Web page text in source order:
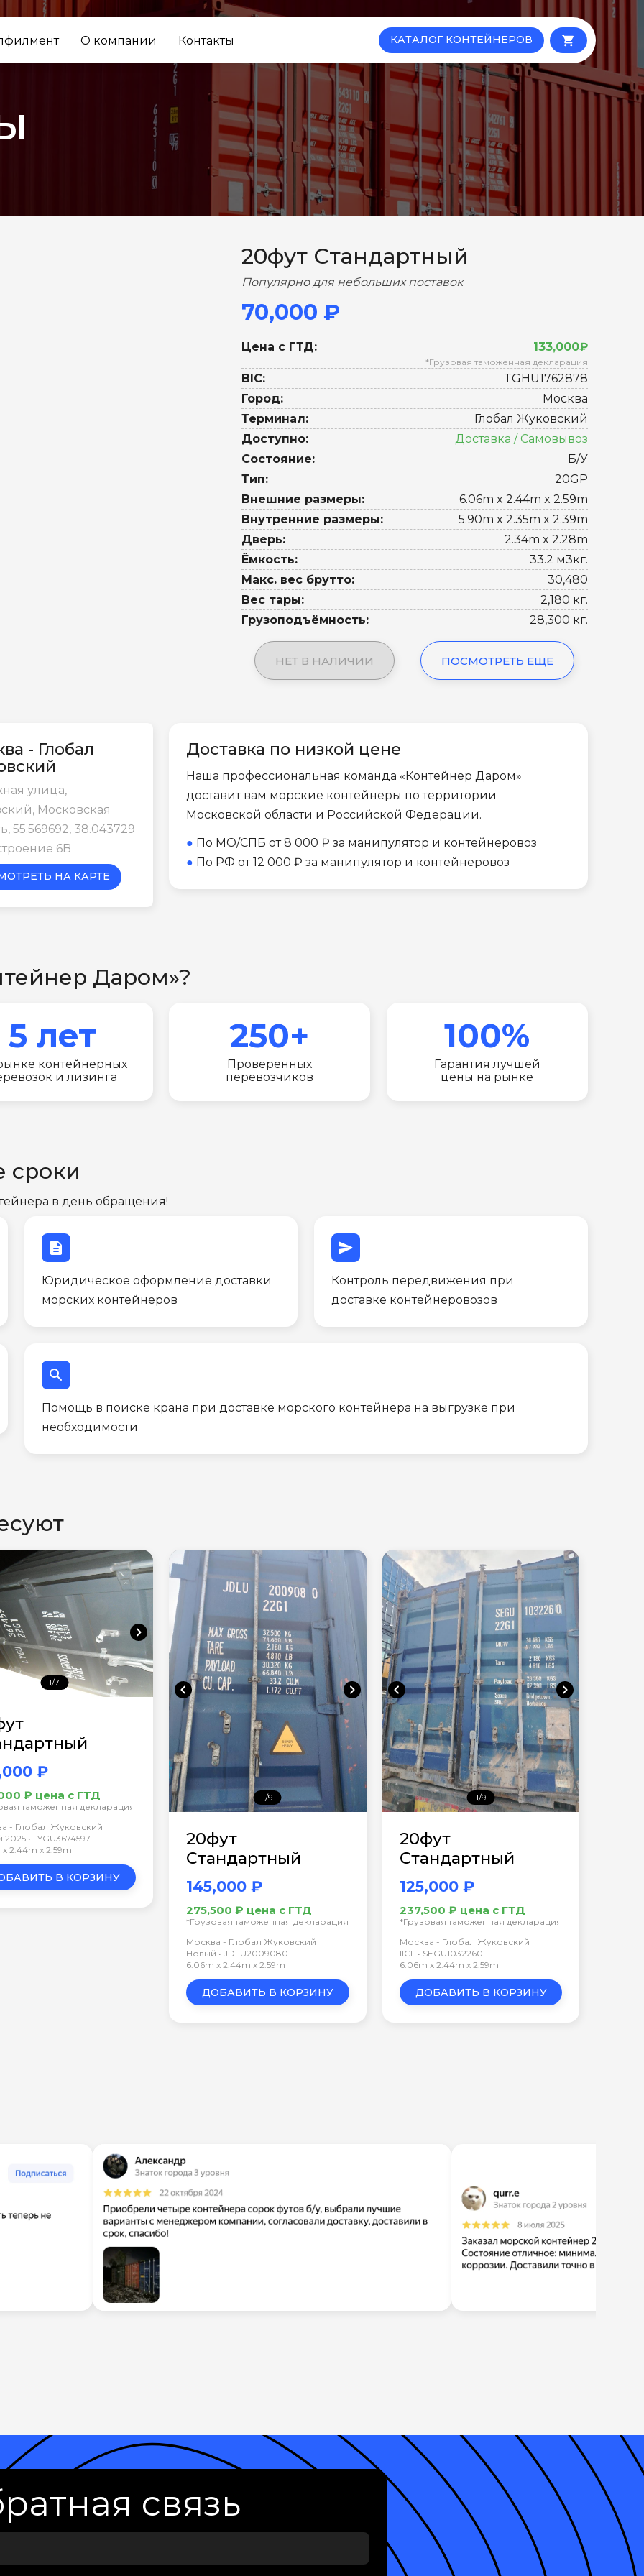
О компании Контакты КАТАЛОГ КОНТЕЙНЕРОВ local_grocery_store
20фут Стандартный
Популярно для небольших поставок
70,000 ₽
Цена с ГТД: 133,000₽
*Грузовая таможенная декларация
BIC:
TGHU1762878
Город:
Москва
Терминал:
Глобал Жуковский
Доступно:
Доставка / Самовывоз
Состояние:
Б/У
Тип:
20GP
Внешние размеры:
6.06m x 2.44m x 2.59m
Внутренние размеры:
5.90m x 2.35m x 2.39m
Дверь:
2.34m x 2.28m
Ёмкость:
33.2 м3кг.
Макс. вес брутто:
30,480
Вес тары:
2,180 кг.
Грузоподъёмность:
28,300 кг.
НЕТ В НАЛИЧИИ ПОСМОТРЕТЬ ЕЩЕ
- Глобал
улица,
Московская
55.569692, 38.043729
6B
НА КАРТЕ
Доставка по низкой цене
Наша профессиональная команда «Контейнер Даром»
доставит вам морские контейнеры по территории
Московской области и Российской Федерации.
● По МО/СПБ от 8 000 ₽ за манипулятор и контейнеровоз
● По РФ от 12 000 ₽ за манипулятор и контейнеровоз
Даром»?
5 лет
контейнерных
и лизинга
250+
Проверенных
перевозчиков
100%
Гарантия лучшей
цены на рынке
сроки
в день обращения!
description
Юридическое оформление доставки
морских контейнеров
send
Контроль передвижения при
доставке контейнеровозов
search
Помощь в поиске крана при доставке морского контейнера на выгрузке при
необходимости
chevron_right
1/7
₽
₽ цена с ГТД
таможенная декларация
- Глобал Жуковский
• LYGU3674597
2.44m x 2.59m
В КОРЗИНУ
chevron_left chevron_right
1/9
20фут
Стандартный
145,000 ₽
275,500 ₽ цена с ГТД
*Грузовая таможенная декларация
Москва - Глобал Жуковский
Новый • JDLU2009080
6.06m x 2.44m x 2.59m
ДОБАВИТЬ В КОРЗИНУ
chevron_left chevron_right
1/9
20фут
Стандартный
125,000 ₽
237,500 ₽ цена с ГТД
*Грузовая таможенная декларация
Москва - Глобал Жуковский
IICL • SEGU1032260
6.06m x 2.44m x 2.59m
ДОБАВИТЬ В КОРЗИНУ
связь